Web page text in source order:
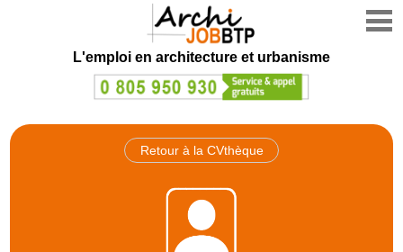
L'emploi en architecture et urbanisme
Retour à la CVthèque